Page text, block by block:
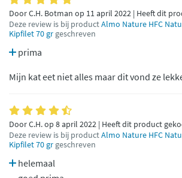
Door C.H. Botman op 11 april 2022 | Heeft dit
Deze review is bij productAlmo Nature HFC
Kipfilet 70 gr geschreven
prima
Mijn kat eet niet alles maar dit vond ze
Door C.H. op 8 april 2022 | Heeft dit product
Deze review is bij productAlmo Nature HFC
Kipfilet 70 gr geschreven
helemaal